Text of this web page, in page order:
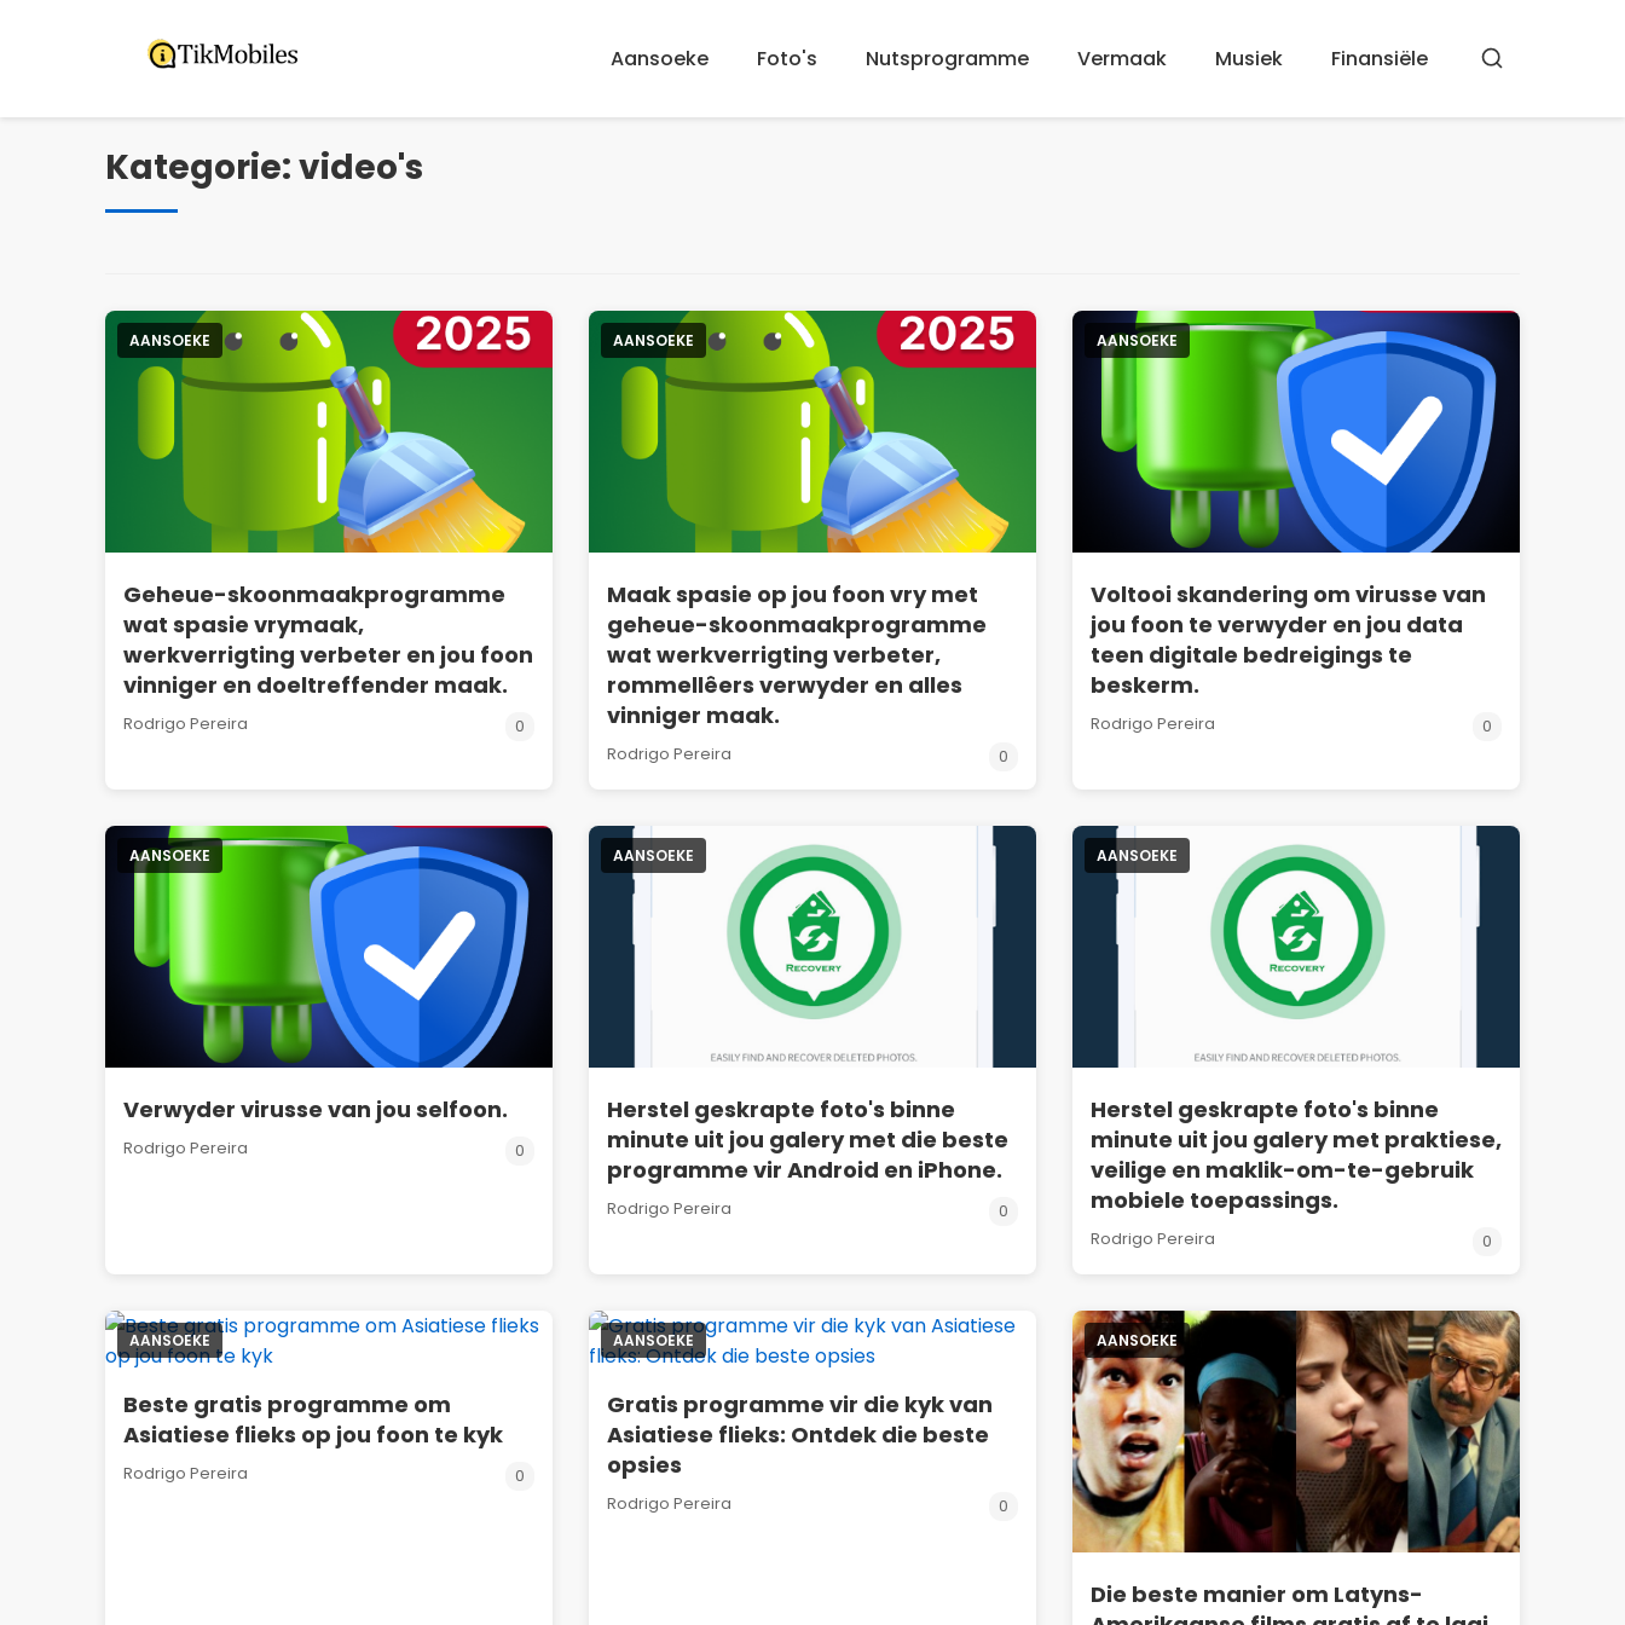
Aansoeke Foto's Nutsprogramme Vermaak Musiek Finansiële Soek
Kategorie:video's
AANSOEKE
Geheue-skoonmaakprogramme
wat spasie vrymaak,
werkverrigting verbeter en jou foon
vinniger en doeltreffender maak.
Rodrigo Pereira 0
AANSOEKE
Maak spasie op jou foon vry met
geheue-skoonmaakprogramme
wat werkverrigting verbeter,
rommellêers verwyder en alles
vinniger maak.
Rodrigo Pereira 0
AANSOEKE
Voltooi skandering om virusse van
jou foon te verwyder en jou data
teen digitale bedreigings te
beskerm.
Rodrigo Pereira 0
AANSOEKE
Verwyder virusse van jou selfoon.
Rodrigo Pereira 0
AANSOEKE
Herstel geskrapte foto's binne
minute uit jou galery met die beste
programme vir Android en iPhone.
Rodrigo Pereira 0
AANSOEKE
Herstel geskrapte foto's binne
minute uit jou galery met praktiese,
veilige en maklik-om-te-gebruik
mobiele toepassings.
Rodrigo Pereira 0
AANSOEKE
Beste gratis programme om
Asiatiese flieks op jou foon te kyk
Rodrigo Pereira 0
AANSOEKE
Gratis programme vir die kyk van
Asiatiese flieks: Ontdek die beste
opsies
Rodrigo Pereira 0
AANSOEKE
Die beste manier om Latyns-